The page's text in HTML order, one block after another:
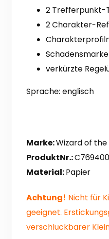
2 Trefferpunkt-
2Charakter-
verkürzte
Sprache: englisch
Marke:Wizard of the
ProduktNr.:
Material:Papier
Achtung! Nicht für
geeignet.
verschluckbarer